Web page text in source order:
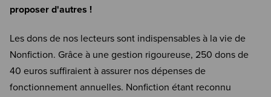
proposer d'autres !
Les dons de nos lecteurs sont indispensables à la vie de
Nonfiction. Grâce à une gestion rigoureuse, 250 dons de
40 euros suffiraient à assurer nos dépenses de
fonctionnement annuelles. Nonfiction étant reconnu